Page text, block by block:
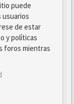
puede
usuarios
de estar
y políticas
foros mientras